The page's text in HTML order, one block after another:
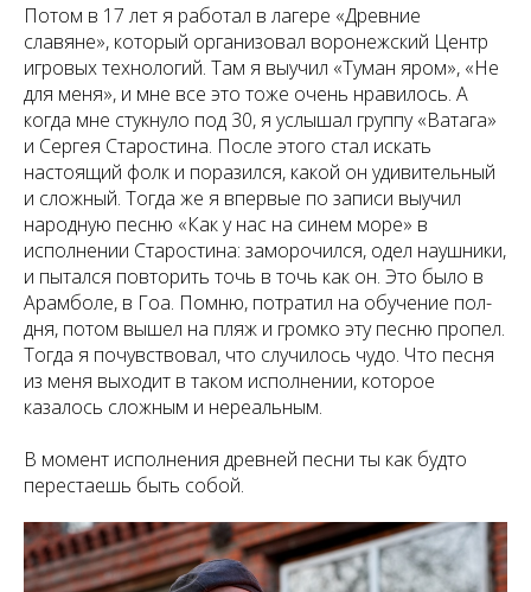
Потом в 17 лет я работал в лагере «Древние
славяне», который организовал воронежский Центр
игровых технологий. Там я выучил «Туман яром», «Не
для меня», и мне все это тоже очень нравилось. А
когда мне стукнуло под 30, я услышал группу «Ватага»
и Сергея Старостина. После этого стал искать
настоящий фолк и поразился, какой он удивительный
и сложный. Тогда же я впервые по записи выучил
народную песню «Как у нас на синем море» в
исполнении Старостина: заморочился, одел наушники,
и пытался повторить точь в точь как он. Это было в
Арамболе, в Гоа. Помню, потратил на обучение пол-
дня, потом вышел на пляж и громко эту песню пропел.
Тогда я почувствовал, что случилось чудо. Что песня
из меня выходит в таком исполнении, которое
казалось сложным и нереальным.
В момент исполнения древней песни ты как будто
перестаешь быть собой.